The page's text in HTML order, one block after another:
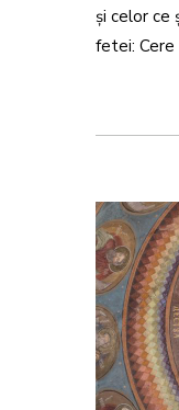
şi celor ce
fetei: Cere